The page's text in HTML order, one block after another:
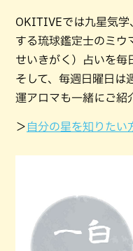
OKITIVEでは九星気学
する琉球鑑定士のミウ
せいきがく）占いを毎
そして、毎週日曜日は
運アロマも一緒にご紹
＞ 自分の星を知りたい